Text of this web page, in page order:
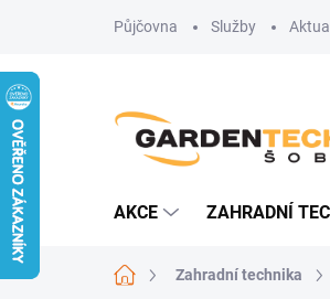
Půjčovna Služby
AKCE ZAHRADNÍ
Domů Zahradní technika